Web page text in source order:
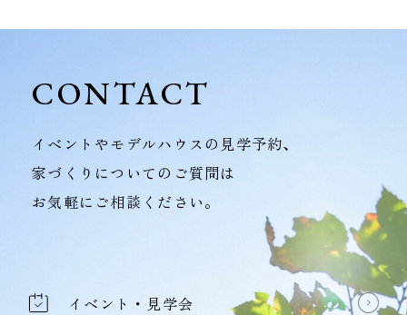
CONTACT
イベントやモデルハウスの見学予約、
家づくりについてのご質問は
お気軽にご相談ください。
イベント・見学会